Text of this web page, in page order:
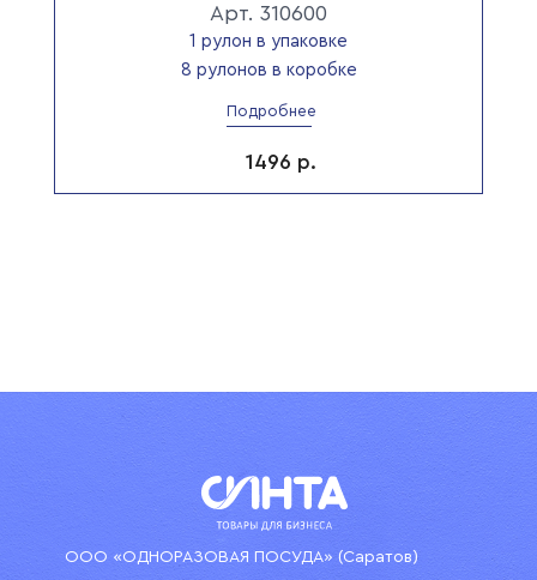
Арт. 310600
1 рулон в упаковке
8 рулонов в коробке
Подробнее
1496 р.
ООО «ОДНОРАЗОВАЯ ПОСУДА» (Саратов)